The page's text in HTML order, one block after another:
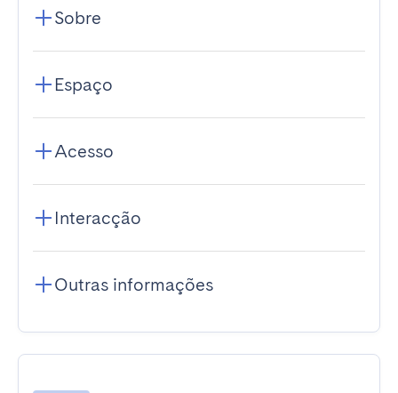
Sobre
Espaço
Acesso
Interacção
Outras informações